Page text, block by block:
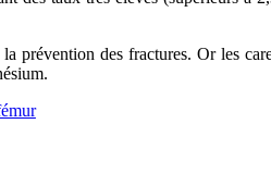
prévention des fractures. Or les